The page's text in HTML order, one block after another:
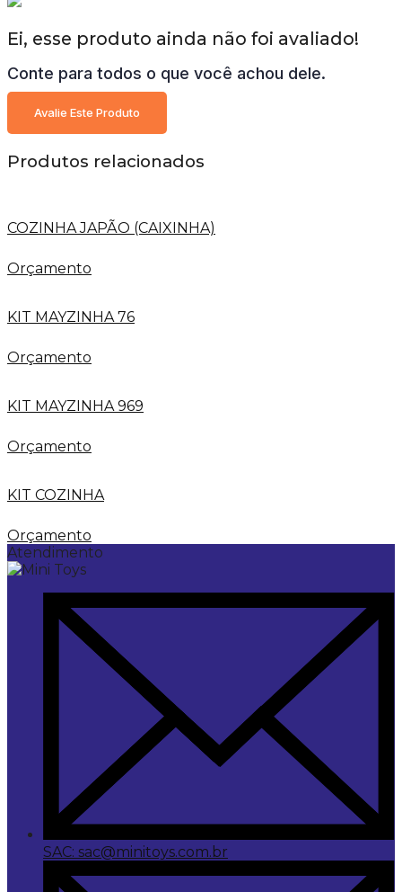
Ei, esse produto ainda não foi avaliado!
Conte para todos o que você achou dele.
Avalie Este Produto
Produtos relacionados
COZINHA JAPÃO (CAIXINHA)
Orçamento
KIT MAYZINHA 76
Orçamento
KIT MAYZINHA 969
Orçamento
KIT COZINHA
Orçamento
Atendimento
SAC: sac@minitoys.com.br